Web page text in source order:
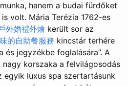
hanem a budai fürdőket
volt. Mária Terézia 1762-es
外婚禮外燴 került sor az
的自助餐服務 kincstár terhére
és jegyzékbe foglalására”. A
korszaka a felvilágosodás
egyik luxus spa szertartásunk